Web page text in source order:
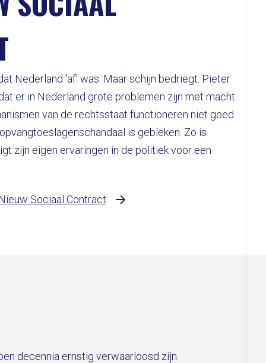
Nederland 'af' was. Maar schijn bedriegt. Pieter
er in Nederland grote problemen zijn met macht
van de rechtsstaat functioneren niet goed
is gebleken. Zo is
zijn eigen ervaringen in de politiek voor een
Sociaal Contract
decennia ernstig verwaarloosd zijn.